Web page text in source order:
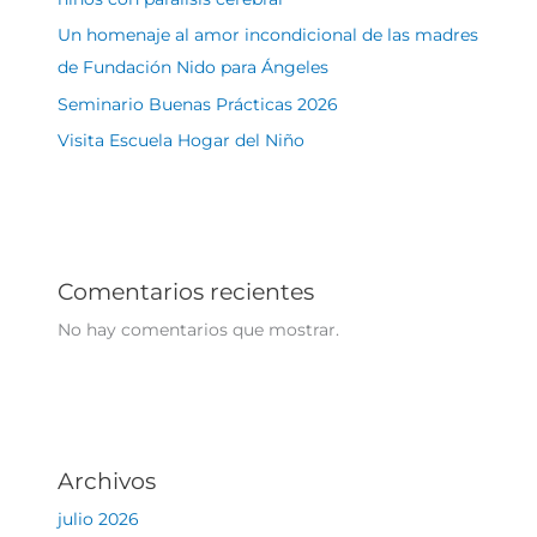
Un homenaje al amor incondicional de las madres
de Fundación Nido para Ángeles
Seminario Buenas Prácticas 2026
Visita Escuela Hogar del Niño
Comentarios recientes
No hay comentarios que mostrar.
Archivos
julio 2026